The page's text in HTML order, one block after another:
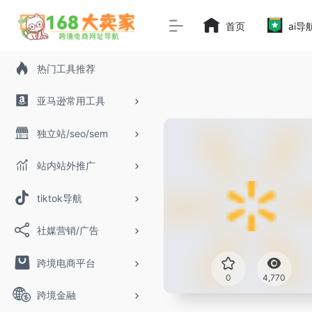
热门工具推荐
亚马逊常用工具
独立站/seo/sem
站内站外推广
tiktok导航
社媒营销/广告
跨境电商平台
跨境金融
首页 ai导
0 4,770